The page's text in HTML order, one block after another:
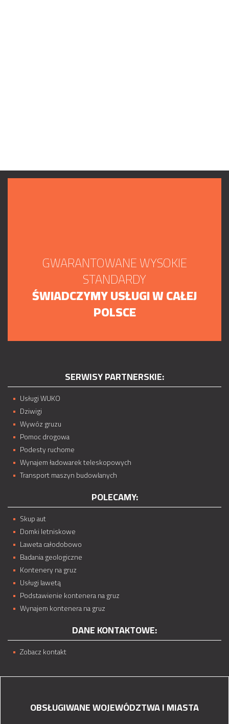
GWARANTOWANE WYSOKIE
STANDARDY
ŚWIADCZYMY USŁUGI W CAŁEJ
POLSCE
SERWISY PARTNERSKIE:
Usługi WUKO
Dziwigi
Wywóz gruzu
Pomoc drogowa
Podesty ruchome
Wynajem ładowarek teleskopowych
Transport maszyn budowlanych
POLECAMY:
Skup aut
Domki letniskowe
Laweta całodobowo
Badania geologiczne
Kontenery na gruz
Usługi lawetą
Podstawienie kontenera na gruz
Wynajem kontenera na gruz
DANE KONTAKTOWE:
Zobacz kontakt
OBSŁUGIWANE WOJEWÓDZTWA I MIASTA